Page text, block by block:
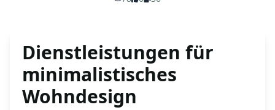
Dienstleistungen für
minimalistisches
Wohndesign